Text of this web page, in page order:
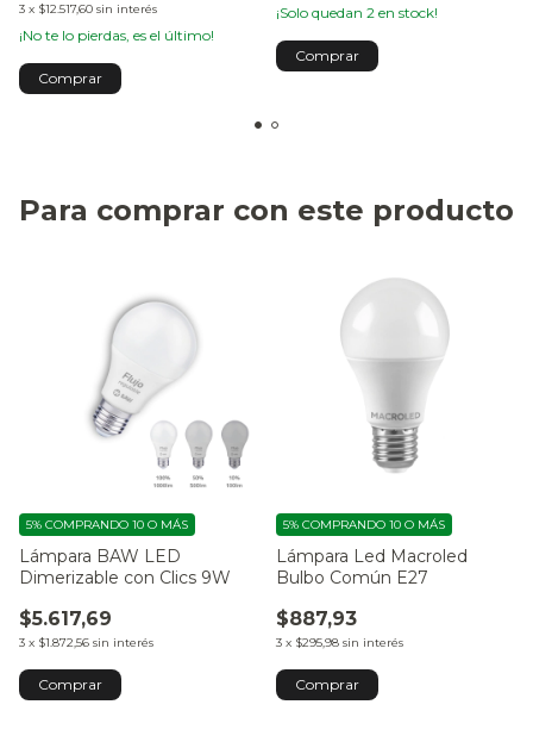
3 x $12.517,60 sin interés
¡No te lo pierdas, es el último!
¡Solo quedan 2 en stock!
Para comprar con este producto
Lámpara BAW LED
Dimerizable con Clics 9W
$5.617,69
3 x $1.872,56 sin interés
5% COMPRANDO 10 O MÁS
Lámpara Led Macroled
Bulbo Común E27
$887,93
3 x $295,98 sin interés
5% COMPRANDO 10 O MÁS
Comprar